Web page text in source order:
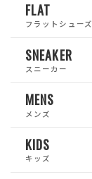
FLAT
フラットシューズ
SNEAKER
スニーカー
MENS
メンズ
KIDS
キッズ